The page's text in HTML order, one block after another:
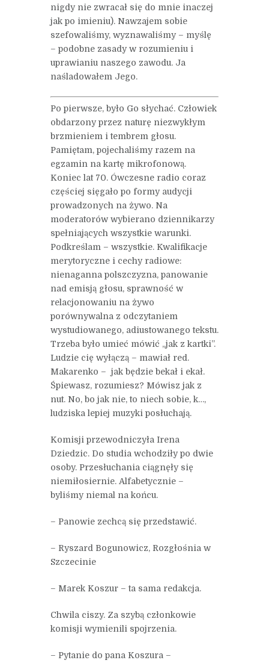
nigdy nie zwracał się do mnie inaczej
jak po imieniu). Nawzajem sobie
szefowaliśmy, wyznawaliśmy – myślę
– podobne zasady w rozumieniu i
uprawianiu naszego zawodu. Ja
naśladowałem Jego.
Po pierwsze, było Go słychać. Człowiek
obdarzony przez naturę niezwykłym
brzmieniem i tembrem głosu.
Pamiętam, pojechaliśmy razem na
egzamin na kartę mikrofonową.
Koniec lat 70. Ówczesne radio coraz
częściej sięgało po formy audycji
prowadzonych na żywo. Na
moderatorów wybierano dziennikarzy
spełniających wszystkie warunki.
Podkreślam – wszystkie. Kwalifikacje
merytoryczne i cechy radiowe:
nienaganna polszczyzna, panowanie
nad emisją głosu, sprawność w
relacjonowaniu na żywo
porównywalna z odczytaniem
wystudiowanego, adiustowanego tekstu.
Trzeba było umieć mówić „jak z kartki”.
Ludzie cię wyłączą – mawiał red.
Makarenko – jak będzie bekał i ekał.
Śpiewasz, rozumiesz? Mówisz jak z
nut. No, bo jak nie, to niech sobie, k…,
ludziska lepiej muzyki posłuchają.
Komisji przewodniczyła Irena
Dziedzic. Do studia wchodziły po dwie
osoby. Przesłuchania ciągnęły się
niemiłosiernie. Alfabetycznie –
byliśmy niemal na końcu.
– Panowie zechcą się przedstawić.
– Ryszard Bogunowicz, Rozgłośnia w
Szczecinie
– Marek Koszur – ta sama redakcja.
Chwila ciszy. Za szybą członkowie
komisji wymienili spojrzenia.
– Pytanie do pana Koszura –